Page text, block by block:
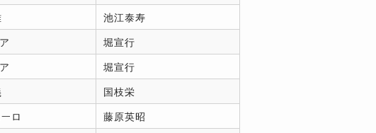
池江泰寿
堀宣行
堀宣行
国枝栄
ロ 藤原英昭